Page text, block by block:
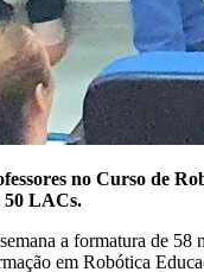
no Curso de
50 LACs.
a formatura de
em Robótica